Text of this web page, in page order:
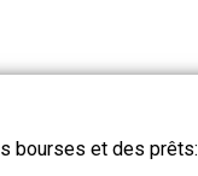
bourses et des prêts: